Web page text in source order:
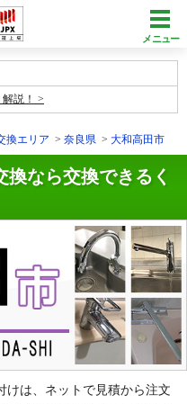
メニュー
説！
換エリア 奈良県 大和高田市
なら交換できるく
けは、ネットで見積から注文